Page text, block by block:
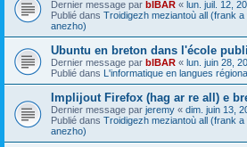
Dernier message par bIBAR « lun. juil. 12,
Publié dans Troidigezh meziantoù all (frank
anezho)
Ubuntu en breton dans l'école
Dernier message par bIBAR « lun. juin 28,
Publié dans L'informatique en langues
Implijout Firefox (hag ar re all) e
Dernier message par jeremy « dim. juin 13,
Publié dans Troidigezh meziantoù all (frank
anezho)